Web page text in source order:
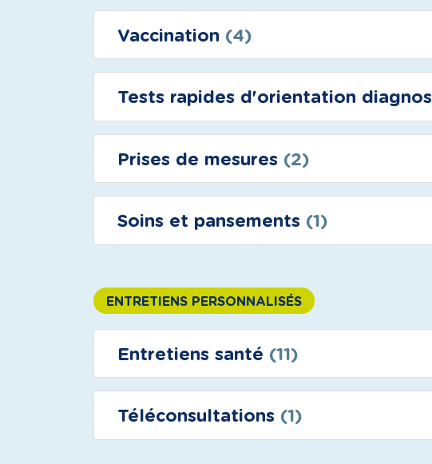
Vaccination (4)
Tests rapides d'orientation
Prises de mesures (2)
Soins et pansements (1)
ENTRETIENS PERSONNALISÉS
Entretiens santé (11)
Téléconsultations (1)